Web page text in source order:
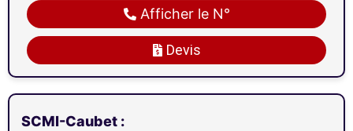
Devis
Afficher le N°
SCMI-Caubet :